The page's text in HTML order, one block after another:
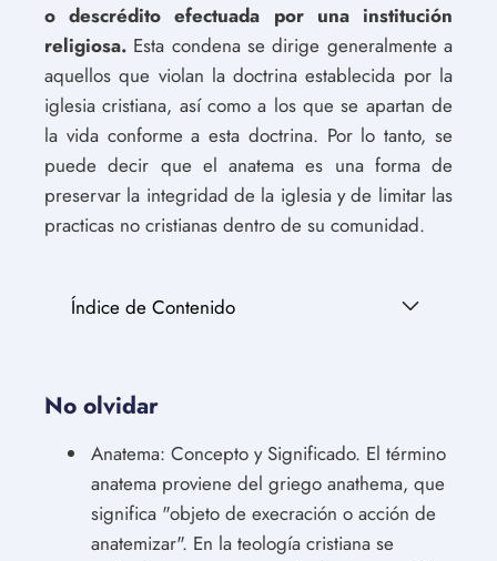
o descrédito efectuada por una institución
religiosa. Esta condena se dirige generalmente a
aquellos que violan la doctrina establecida por la
iglesia cristiana, así como a los que se apartan de
la vida conforme a esta doctrina. Por lo tanto, se
puede decir que el anatema es una forma de
preservar la integridad de la iglesia y de limitar las
practicas no cristianas dentro de su comunidad.
Índice de Contenido
No olvidar
Anatema: Concepto y Significado. El término
anatema proviene del griego anathema, que
significa "objeto de execración o acción de
anatemizar". En la teología cristiana se